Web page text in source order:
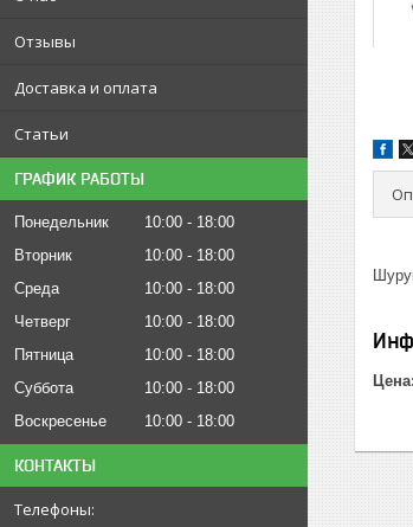
Отзывы
Доставка и оплата
Статьи
ГРАФИК РАБОТЫ
Понедельник 10:00
18:00
Вторник
10:00
18:00
Среда
10:00
18:00
Четверг
10:00
18:00
Пятница
10:00
18:00
Суббота
10:00
18:00
Воскресенье
10:00 18:00
КОНТАКТЫ
Цена: